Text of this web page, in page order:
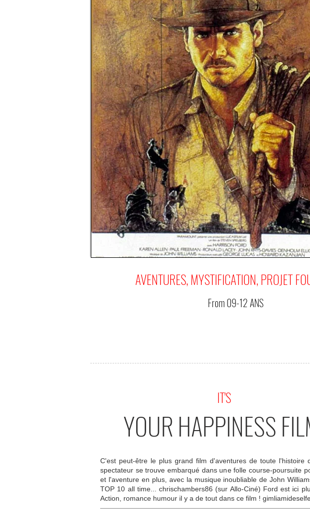
AVENTURES, MYSTIFICATION, PROJET
From09-12 ANS
IT'S
YOUR HAPPINESS
C'est peut-être le plus grand film d'aventures de toute
spectateur se trouve embarqué dans une folle course-poursuite
et l'aventure en plus, avec la musique inoubliable de John
TOP 10 all time... chrischambers86 (sur Allo-Ciné) Ford est ici
Action, romance humour il y a de tout dans ce film !